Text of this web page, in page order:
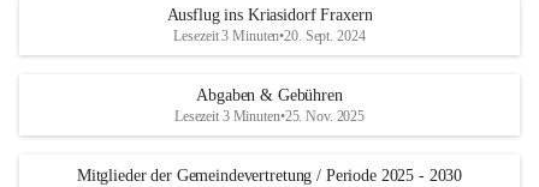
Ausflug ins Kriasidorf Fraxern
Lesezeit 3 Minuten•20. Sept. 2024
Abgaben & Gebühren
Lesezeit 3 Minuten•25. Nov. 2025
Mitglieder der Gemeindevertretung / Periode 2025 - 2030